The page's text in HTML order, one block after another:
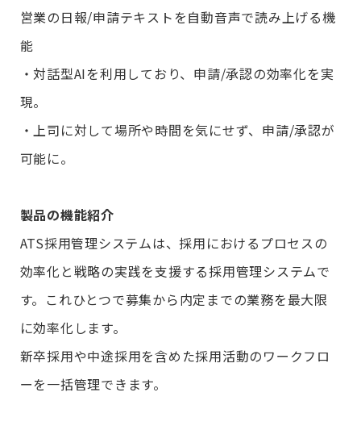
営業の日報/申請テキストを自動音声で読み上げる機
能
・対話型AIを利用しており、申請/承認の効率化を実
現。
・上司に対して場所や時間を気にせず、申請/承認が
可能に。
製品の機能紹介
ATS採用管理システムは、採用におけるプロセスの
効率化と戦略の実践を支援する採用管理システムで
す。これひとつで募集から内定までの業務を最大限
に効率化します。
新卒採用や中途採用を含めた採用活動のワークフロ
ーを一括管理できます。